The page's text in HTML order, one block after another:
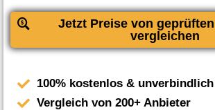
Jetzt Preise von
vergleichen
100% kostenlos & unverbindlich
Vergleich von 200+ Anbieter